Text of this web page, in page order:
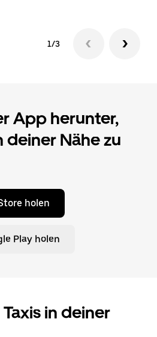
1/3
App herunter,
deiner Nähe zu
holen
Play holen
in deiner